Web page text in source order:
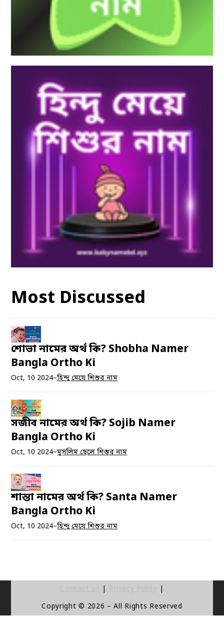
Most Discussed
শোভা নামের অর্থ কি? Shobha Namer
Bangla Ortho Ki
Oct, 10 2024–হিন্দু মেয়ে শিশুর নাম
সজীব নামের অর্থ কি? Sojib Namer
Bangla Ortho Ki
Oct, 10 2024–মুসলিম ছেলে শিশুর নাম
শান্তা নামের অর্থ কি? Santa Namer
Bangla Ortho Ki
Oct, 10 2024–হিন্দু মেয়ে শিশুর নাম
Copyright © 2026 – All Rights Reserved